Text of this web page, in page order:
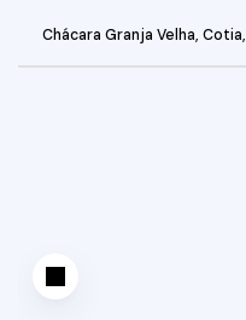
Chácara Granja Velha, Cotia,